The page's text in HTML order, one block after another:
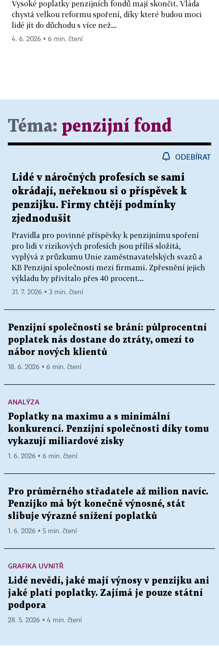
Vysoké poplatky penzijních fondů mají skončit. Vláda
chystá velkou reformu spoření, díky které budou moci
lidé jít do důchodu s více než...
4. 6. 2026 ▪ 6 min. čtení
Téma: penzijní fond
ODEBÍRAT
Lidé v náročných profesích se sami
okrádají, neřeknou si o příspěvek k
penzijku. Firmy chtějí podmínky
zjednodušit
Pravidla pro povinné příspěvky k penzijnímu spoření
pro lidi v rizikových profesích jsou příliš složitá,
vyplývá z průzkumu Unie zaměstnavatelských svazů a
KB Penzijní společnosti mezi firmami. Zpřesnění jejich
výkladu by přivítalo přes 40 procent...
31. 7. 2026 ▪ 3 min. čtení
Penzijní společnosti se brání: půlprocentní
poplatek nás dostane do ztráty, omezí to
nábor nových klientů
18. 6. 2026 ▪ 6 min. čtení
ANALÝZA
Poplatky na maximu a s minimální
konkurencí. Penzijní společnosti díky tomu
vykazují miliardové zisky
1. 6. 2026 ▪ 6 min. čtení
Pro průměrného střadatele až milion navíc.
Penzijko má být konečně výnosné, stát
slibuje výrazné snížení poplatků
1. 6. 2026 ▪ 5 min. čtení
GRAFIKA UVNITŘ
Lidé nevědí, jaké mají výnosy v penzijku ani
jaké platí poplatky. Zajímá je pouze státní
podpora
28. 5. 2026 ▪ 4 min. čtení